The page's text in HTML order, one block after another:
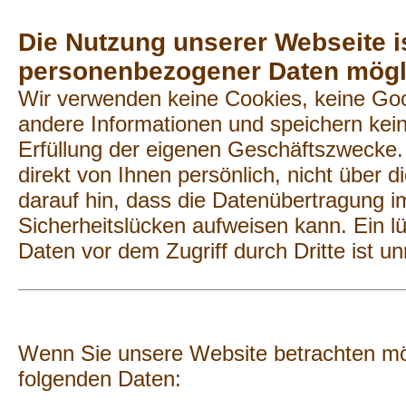
Die Nutzung unserer Webseite
personenbezogener Daten
Wir verwenden keine Cookies, keine
andere Informationen und speichern
Erfüllung der eigenen
direkt von Ihnen persönlich, nicht über
darauf hin, dass die Datenübertragung
Sicherheitslücken aufweisen kann. Ein
Daten vor dem Zugriff durch Dritte ist
Wenn Sie unsere Website betrachten
folgenden Daten: